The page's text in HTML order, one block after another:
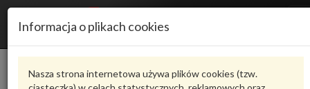
Informacja o plikach cookies
Nasza strona internetowa używa plików cookies (tzw.
Karta produktu